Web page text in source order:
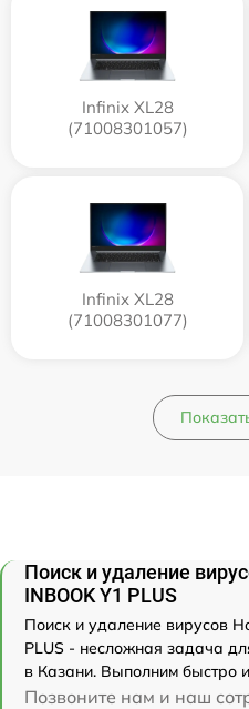
Infinix XL28
(71008301057)
Infinix XL28
(71008301077)
Поиск и удаление
INBOOK Y1 PLUS
Поиск и удаление вирусов
PLUS - несложная задача
в Казани. Выполним быстро
Позвоните нам и наш